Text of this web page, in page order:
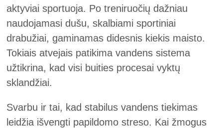
aktyviai sportuoja. Po treniruočių dažniau
naudojamasi dušu, skalbiami sportiniai
drabužiai, gaminamas didesnis kiekis maisto.
Tokiais atvejais patikima vandens sistema
užtikrina, kad visi buities procesai vyktų
sklandžiai.
Svarbu ir tai, kad stabilus vandens tiekimas
leidžia išvengti papildomo streso. Kai žmogus